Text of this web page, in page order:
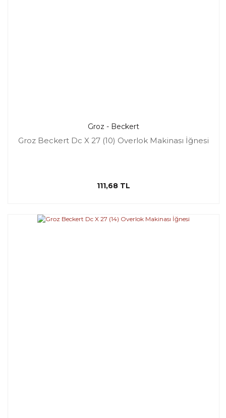
Groz - Beckert
Groz Beckert Dc X 27 (10) Overlok Makinası İğnesi
111,68 TL